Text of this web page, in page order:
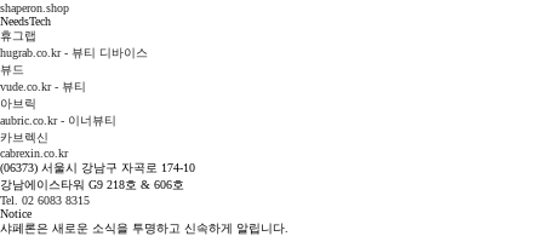
shaperon.shop
NeedsTech
휴그랩
hugrab.co.kr - 뷰티 디바이스
뷰드
vude.co.kr - 뷰티
아브릭
aubric.co.kr - 이너뷰티
카브렉신
cabrexin.co.kr
(06373) 서울시 강남구 자곡로 174-10
강남에이스타워 G9 218호 & 606호
Tel. 02 6083 8315
Notice
샤페론은 새로운 소식을 투명하고 신속하게 알립니다.